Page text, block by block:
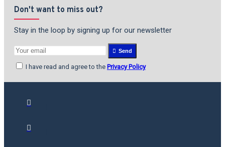
Don't want to miss out?
Stay in the loop by signing up for our newsletter
Send
I have read and agree to the Privacy Policy